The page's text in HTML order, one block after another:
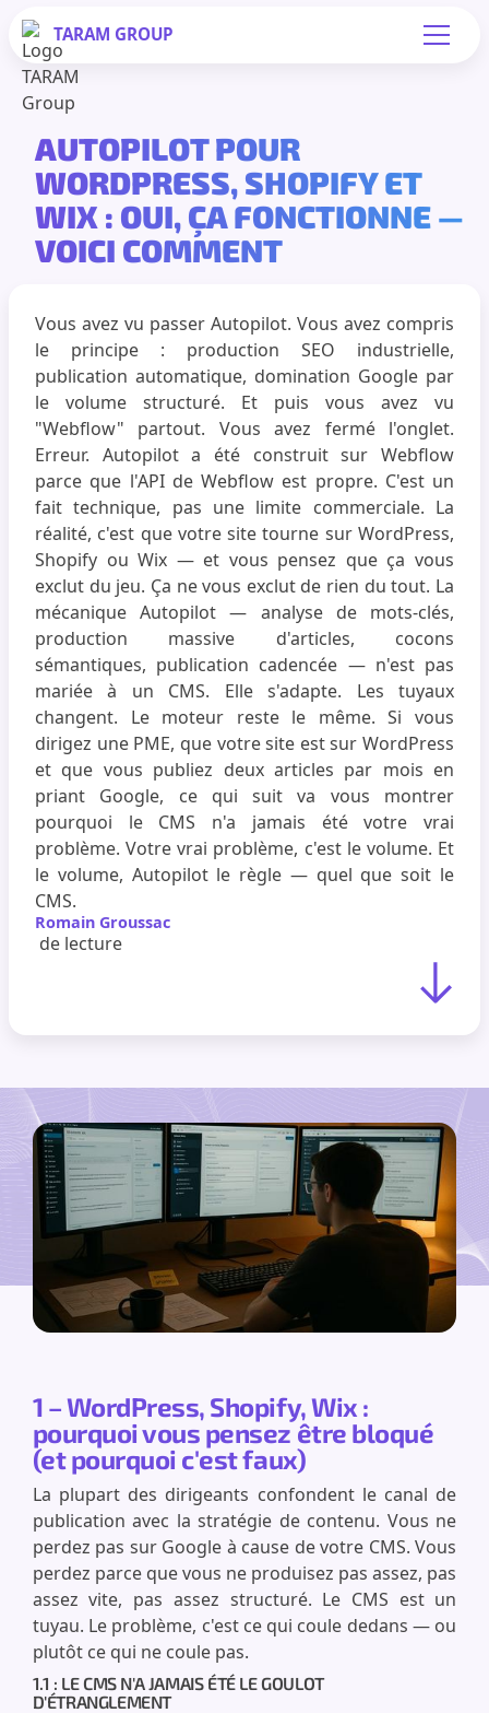
TARAM GROUP
AUTOPILOT POUR
WORDPRESS, SHOPIFY ET
WIX : OUI, ÇA FONCTIONNE —
VOICI COMMENT
Vous avez vu passer Autopilot. Vous avez compris
le principe : production SEO industrielle,
publication automatique, domination Google par
le volume structuré. Et puis vous avez vu
"Webflow" partout. Vous avez fermé l'onglet.
Erreur. Autopilot a été construit sur Webflow
parce que l'API de Webflow est propre. C'est un
fait technique, pas une limite commerciale. La
réalité, c'est que votre site tourne sur WordPress,
Shopify ou Wix — et vous pensez que ça vous
exclut du jeu. Ça ne vous exclut de rien du tout. La
mécanique Autopilot — analyse de mots-clés,
production massive d'articles, cocons
sémantiques, publication cadencée — n'est pas
mariée à un CMS. Elle s'adapte. Les tuyaux
changent. Le moteur reste le même. Si vous
dirigez une PME, que votre site est sur WordPress
et que vous publiez deux articles par mois en
priant Google, ce qui suit va vous montrer
pourquoi le CMS n'a jamais été votre vrai
problème. Votre vrai problème, c'est le volume. Et
le volume, Autopilot le règle — quel que soit le
CMS.
Romain Groussac
de lecture
1 – WordPress, Shopify, Wix :
pourquoi vous pensez être bloqué
(et pourquoi c'est faux)
La plupart des dirigeants confondent le canal de
publication avec la stratégie de contenu. Vous ne
perdez pas sur Google à cause de votre CMS. Vous
perdez parce que vous ne produisez pas assez, pas
assez vite, pas assez structuré. Le CMS est un
tuyau. Le problème, c'est ce qui coule dedans — ou
plutôt ce qui ne coule pas.
1.1 : LE CMS N'A JAMAIS ÉTÉ LE GOULOT
D'ÉTRANGLEMENT